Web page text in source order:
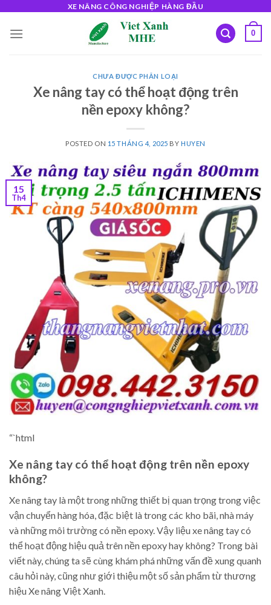
content
XE NÂNG CÔNG NGHIỆP HÀNG ĐẦU
0
CHƯA ĐƯỢC PHÂN LOẠI
Xe nâng tay có thể hoạt động trên
nền epoxy không?
POSTED ON 15 THÁNG 4, 2025 BY HUYEN
15
Th4
“`html
Xe nâng tay có thể hoạt động trên nền epoxy
không?
Xe nâng tay là một trong những thiết bị quan trọng trong việc
vận chuyển hàng hóa, đặc biệt là trong các kho bãi, nhà máy
và những môi trường có nền epoxy. Vậy liệu xe nâng tay có
thể hoạt động hiệu quả trên nền epoxy hay không? Trong bài
viết này, chúng ta sẽ cùng khám phá những vấn đề xung quanh
câu hỏi này, cũng như giới thiệu một số sản phẩm từ thương
hiệu Xe nâng Việt Xanh.